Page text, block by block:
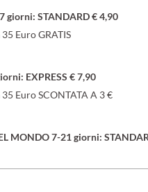
giorni: STANDARD € 4,90
Euro GRATIS
EXPRESS € 7,90
Euro SCONTATA A 3 €
MONDO 7-21 giorni: